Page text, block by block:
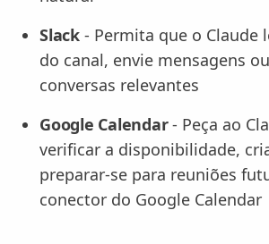
Slack- Permita que o Claude
do canal, envie mensagens
conversas relevantes
Google Calendar- Peça ao
verificar a disponibilidade,
preparar-se para reuniões
conector do Google Calendar